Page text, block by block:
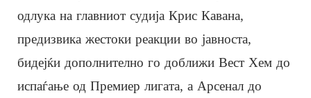
одлука на главниот судија Крис Кавана,
предизвика жестоки реакции во јавноста,
бидејќи дополнително го доближи Вест Хем до
испаѓање од Премиер лигата, а Арсенал до